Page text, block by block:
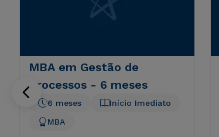
MBA em Gestão de
Processos - 6 meses
Início Imediato
6 meses
MBA